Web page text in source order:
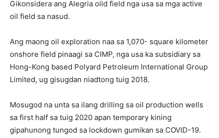
Gikonsidera ang Alegria oild field nga usa sa mga active
oil field sa nasud.
Ang maong oil exploration naa sa 1,070- square kilometer
onshore field pinaagi sa CIMP, nga usa ka subsidiary sa
Hong-Kong based Polyard Petroleum International Group
Limited, ug gisugdan niadtong tuig 2018.
Mosugod na unta sa ilang drilling sa oil production wells
sa first half sa tuig 2020 apan temporary kining
gipahunong tungod sa lockdown gumikan sa COVID-19.